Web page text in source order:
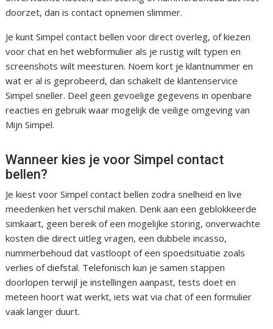
doorzet, dan is contact opnemen slimmer.
Je kunt Simpel contact bellen voor direct overleg, of kiezen
voor chat en het webformulier als je rustig wilt typen en
screenshots wilt meesturen. Noem kort je klantnummer en
wat er al is geprobeerd, dan schakelt de klantenservice
Simpel sneller. Deel geen gevoelige gegevens in openbare
reacties en gebruik waar mogelijk de veilige omgeving van
Mijn Simpel.
Wanneer kies je voor Simpel contact
bellen?
Je kiest voor Simpel contact bellen zodra snelheid en live
meedenken het verschil maken. Denk aan een geblokkeerde
simkaart, geen bereik of een mogelijke storing, onverwachte
kosten die direct uitleg vragen, een dubbele incasso,
nummerbehoud dat vastloopt of een spoedsituatie zoals
verlies of diefstal. Telefonisch kun je samen stappen
doorlopen terwijl je instellingen aanpast, tests doet en
meteen hoort wat werkt, iets wat via chat of een formulier
vaak langer duurt.